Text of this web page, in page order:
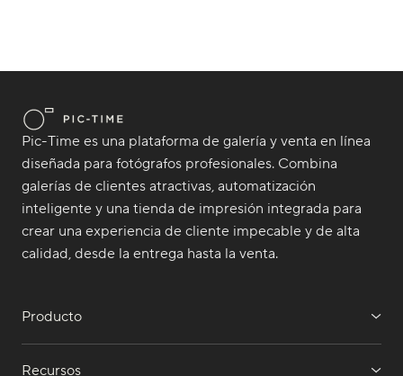
Pic-Time es una plataforma de galería y venta en línea
diseñada para fotógrafos profesionales. Combina
galerías de clientes atractivas, automatización
inteligente y una tienda de impresión integrada para
crear una experiencia de cliente impecable y de alta
calidad, desde la entrega hasta la venta.
Producto
Recursos